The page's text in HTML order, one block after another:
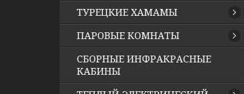
ТУРЕЦКИЕ ХАМАМЫ
ПАРОВЫЕ КОМНАТЫ
СБОРНЫЕ ИНФРАКРАСНЫЕ
КАБИНЫ